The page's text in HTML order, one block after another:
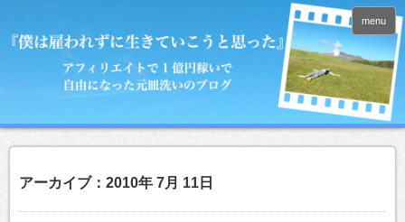
menu
アーカイブ：2010年 7月 11日